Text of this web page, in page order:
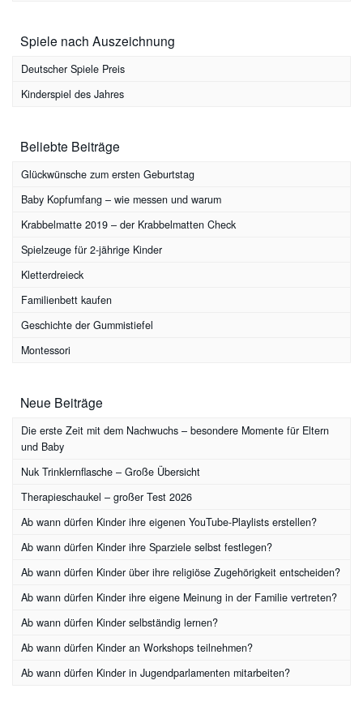
Spiele nach Auszeichnung
Deutscher Spiele Preis
Kinderspiel des Jahres
Beliebte Beiträge
Glückwünsche zum ersten Geburtstag
Baby Kopfumfang – wie messen und warum
Krabbelmatte 2019 – der Krabbelmatten Check
Spielzeuge für 2-jährige Kinder
Kletterdreieck
Familienbett kaufen
Geschichte der Gummistiefel
Montessori
Neue Beiträge
Die erste Zeit mit dem Nachwuchs – besondere Momente für Eltern
und Baby
Nuk Trinklernflasche – Große Übersicht
Therapieschaukel – großer Test 2026
Ab wann dürfen Kinder ihre eigenen YouTube-Playlists erstellen?
Ab wann dürfen Kinder ihre Sparziele selbst festlegen?
Ab wann dürfen Kinder über ihre religiöse Zugehörigkeit entscheiden?
Ab wann dürfen Kinder ihre eigene Meinung in der Familie vertreten?
Ab wann dürfen Kinder selbständig lernen?
Ab wann dürfen Kinder an Workshops teilnehmen?
Ab wann dürfen Kinder in Jugendparlamenten mitarbeiten?